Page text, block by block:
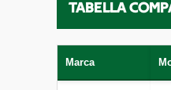
TABELLA
Marca